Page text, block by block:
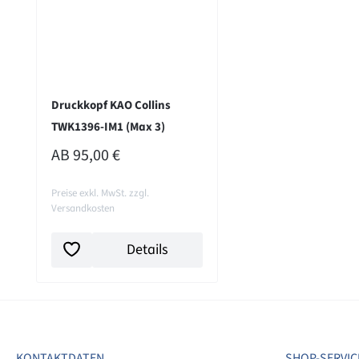
Druckkopf KAO Collins
TWK1396-IM1 (Max 3)
REGULÄRER PREIS:
AB95,00 €
Preise exkl. MwSt. zzgl.
Versandkosten
Details